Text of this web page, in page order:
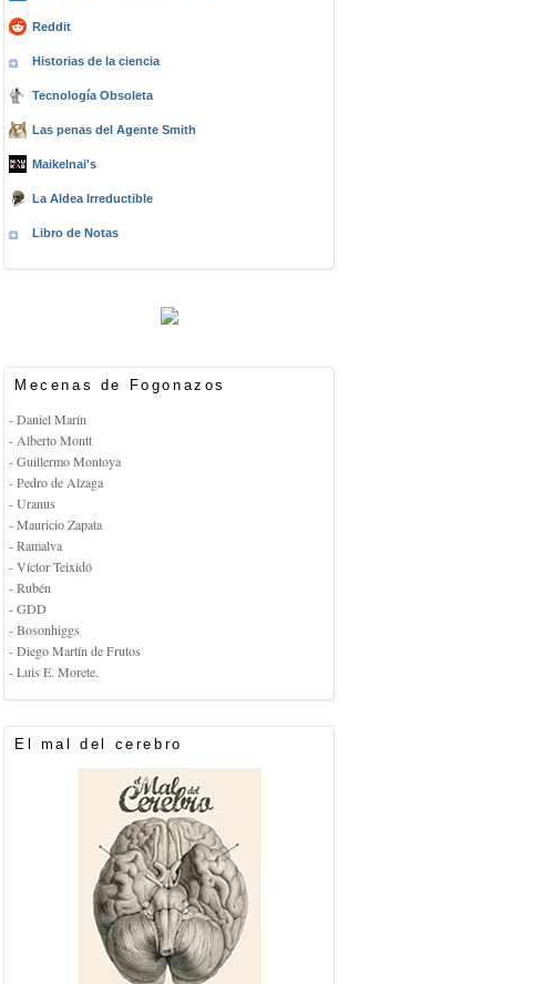
Reddit
Historias de la ciencia
Tecnología Obsoleta
Las penas del Agente Smith
Maikelnai's
La Aldea Irreductible
Libro de Notas
Mecenas de Fogonazos
- Daniel Marín
- Alberto Montt
- Guillermo Montoya
- Pedro de Alzaga
- Uranus
- Mauricio Zapata
- Ramalva
- Víctor Teixidó
- Rubén
- GDD
- Bosonhiggs
- Diego Martín de Frutos
- Luis E. Morete.
El mal del cerebro